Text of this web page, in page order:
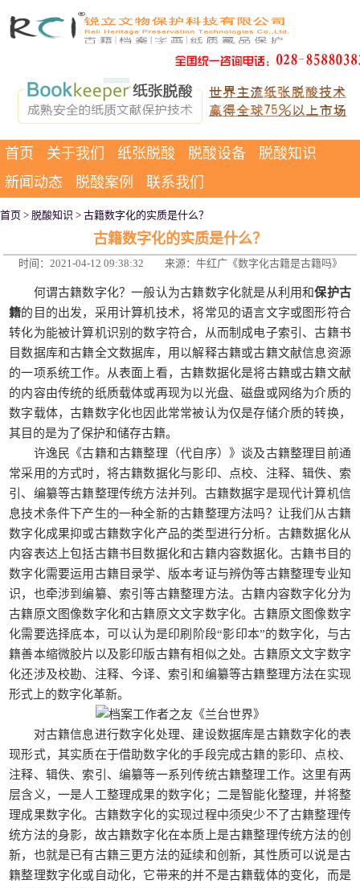
首页 关于我们 纸张脱酸 脱酸设备
脱酸知识
新闻动态
脱酸案例 联系我们
首页 > 脱酸知识 > 古籍数字化的实质是什么？
古籍数字化的实质是什么？
时间：2021-04-12 09:38:32 来源：牛红广《数字化古籍是古籍吗》
何谓古籍数字化？一般认为古籍数字化就是从利用和保护古
籍的目的出发，采用计算机技术，将常见的语言文字或图形符合
转化为能被计算机识别的数字符合，从而制成电子索引、古籍书
目数据库和古籍全文数据库，用以解释古籍或古籍文献信息资源
的一项系统工作。从表面上看，古籍数据化是将古籍或古籍文献
的内容由传统的纸质载体或再现为以光盘、磁盘或网络为介质的
数字载体，古籍数字化也因此常常被认为仅是存储介质的转换，
其目的是为了保护和储存古籍。
许逸民《古籍和古籍整理（代自序）》谈及古籍整理目前通
常采用的方式时，将古籍数据化与影印、点校、注释、辑佚、索
引、编纂等古籍整理传统方法并列。古籍数据字是现代计算机信
息技术条件下产生的一种全新的古籍整理方法吗？让我们从古籍
数字化成果抑或古籍数字化产品的类型进行分析。古籍数据化从
内容表达上包括古籍书目数据化和古籍内容数据化。古籍书目的
数字化需要运用古籍目录学、版本考证与辨伪等古籍整理专业知
识，也牵涉到编纂、索引等古籍整理方法。古籍内容数字化分为
古籍原文图像数字化和古籍原文文字数字化。古籍原文图像数字
化需要选择底本，可以认为是印刷阶段“影印本”的数字化，与古
籍善本缩微胶片以及影印版古籍有相似之处。古籍原文文字数字
化还涉及校勘、注释、今译、索引和编纂等古籍整理方法在实现
形式上的数字化革新。
对古籍信息进行数字化处理、建设数据库是古籍数字化的表
现形式，其实质在于借助数字化的手段完成古籍的影印、点校、
注释、辑佚、索引、编纂等一系列传统古籍整理工作。这里有两
层含义，一是人工整理成果的数字化；二是智能化整理，并将整
理成果数字化。古籍数字化的实现过程中须臾少不了古籍整理传
统方法的身影，故古籍数字化在本质上是古籍整理传统方法的创
新，也就是已有古籍三更方法的延续和创新，其性质可以说是古
籍整理数字化或自动化，它带来的并不是古籍载体的变化，而是